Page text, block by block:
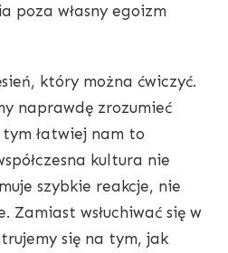
poza własny egoizm
który można ćwiczyć.
naprawdę zrozumieć
łatwiej nam to
kultura nie
szybkie reakcje, nie
Zamiast wsłuchiwać się w
się na tym, jak